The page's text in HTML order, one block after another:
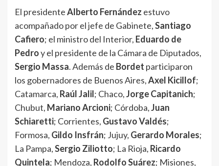
El presidenteAlberto Fernández estuvo
acompañado por el jefe de Gabinete,Santiago
Cafiero; el ministro del Interior, Eduardo de
Pedroy el presidente de la Cámara de Diputados,
Sergio Massa. Además de Bordet participaron
los gobernadores de Buenos Aires,Axel Kicillof;
Catamarca, Raúl Jalil; Chaco,Jorge Capitanich;
Chubut, Mariano Arcioni; Córdoba,Juan
Schiaretti; Corrientes, Gustavo Valdés;
Formosa, Gildo Insfrán; Jujuy, Gerardo Morales;
La Pampa,Sergio Ziliotto; La Rioja, Ricardo
Quintela; Mendoza, Rodolfo Suárez; Misiones,